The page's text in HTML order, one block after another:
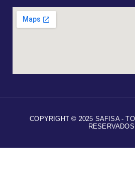
COPYRIGHT © 2025 SAFISA -
RESERVADOS.